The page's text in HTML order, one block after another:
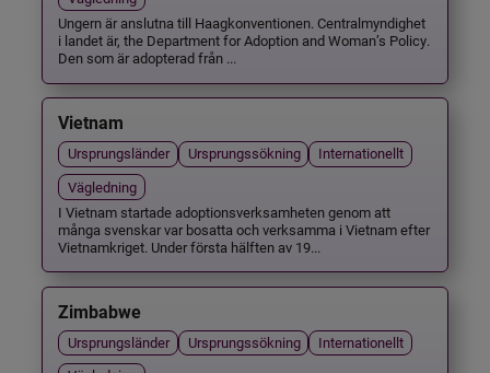
Ungern är anslutna till Haagkonventionen. Centralmyndighet
i landet är, the Department for Adoption and Woman’s Policy.
Den som är adopterad från ...
Vietnam
Ursprungsländer Ursprungssökning
Internationellt
Vägledning
I Vietnam startade adoptionsverksamheten genom att
många svenskar var bosatta och verksamma i Vietnam efter
Vietnamkriget. Under första hälften av 19...
Zimbabwe
Ursprungsländer Ursprungssökning
Internationellt